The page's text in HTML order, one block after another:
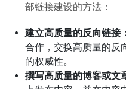
部链接建设的方法：
建立高质量的反向链接
合作，交换高质量的反
的权威性。
撰写高质量的博客或文